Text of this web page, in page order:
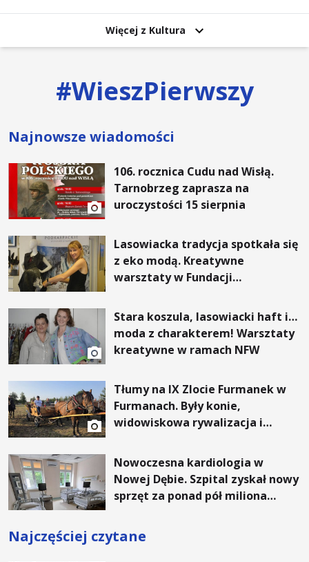
Więcej z Kultura
#WieszPierwszy
Najnowsze wiadomości
106. rocznica Cudu nad Wisłą.
Tarnobrzeg zaprasza na
uroczystości 15 sierpnia
Lasowiacka tradycja spotkała się
z eko modą. Kreatywne
warsztaty w Fundacji
Stara koszula, lasowiacki haft i…
moda z charakterem! Warsztaty
kreatywne w ramach NFW
Tłumy na IX Zlocie Furmanek w
Furmanach. Były konie,
widowiskowa rywalizacja i
Nowoczesna kardiologia w
Nowej Dębie. Szpital zyskał nowy
sprzęt za ponad pół miliona
Najczęściej czytane